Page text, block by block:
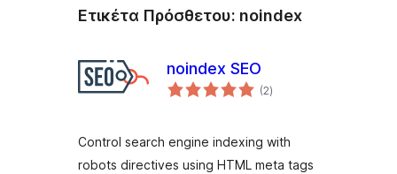
Ετικέτα Πρόσθετου: noindex
noindex SEO
(2αξιολογήσεις
σύνολο
)
Control search engine indexing with
robots directives using HTML meta tags